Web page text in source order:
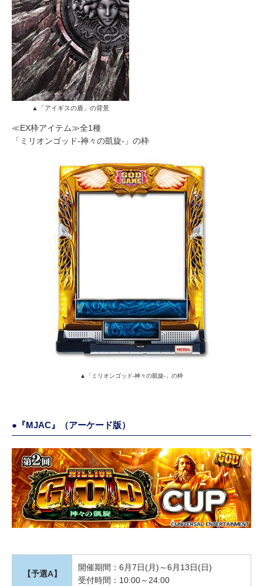
▲「アイギスの盾」の背景
≪EX枠アイテム≫全1種
「ミリオンゴッド-神々の凱旋-」の枠
▲「ミリオンゴッド-神々の凱旋-」の枠
●『MJAC』（アーケード版）
【予選A】
開催期間：6月7日(月)～6月13日(日)
受付時間：10:00～24:00